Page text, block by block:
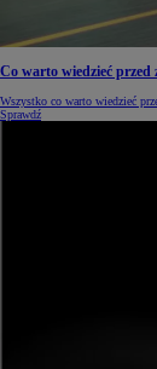
Co warto wiedzieć
Wszystko co warto wiedzieć
Sprawdź